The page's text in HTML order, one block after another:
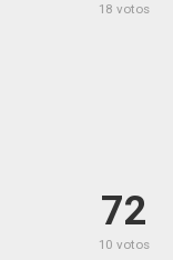
18 votos
72
10 votos